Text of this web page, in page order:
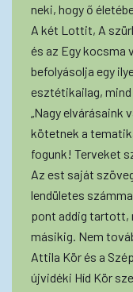
neki, hogy ő
A két Lottit, A
és az Egy kocsma
befolyásolja egy
esztétikailag,
„Nagy elvárásaink
kötetnek a
fogunk! Terveket
Az est saját
lendületes
pont addig tartott,
másikig. Nem
Attila Kör és a
újvidéki Híd Kör